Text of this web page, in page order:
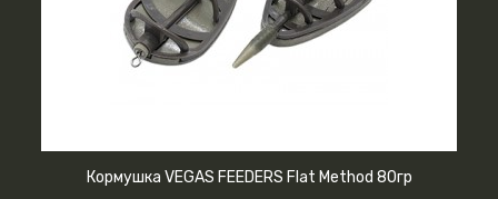
Кормушка VEGAS FEEDERS Flat Method 80гр